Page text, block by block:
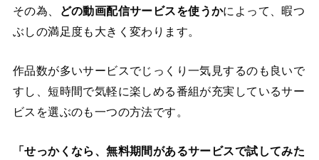
その為、
どの動画配信サービスを使うかによって、暇つ
ぶしの満足度も大きく変わります。
作品数が多いサービスでじっくり一気見するのも良いで
すし、短時間で気軽に楽しめる番組が充実しているサー
ビスを選ぶのも一つの方法です。
「せっかくなら、無料期間があるサービスで試してみた